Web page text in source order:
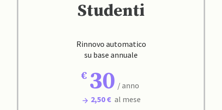
Studenti
Rinnovo automatico
su base annuale
30 / anno
2,50 € al mese